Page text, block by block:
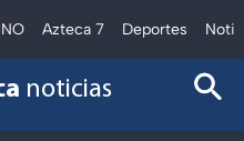
Azteca 7 Deportes
noticias